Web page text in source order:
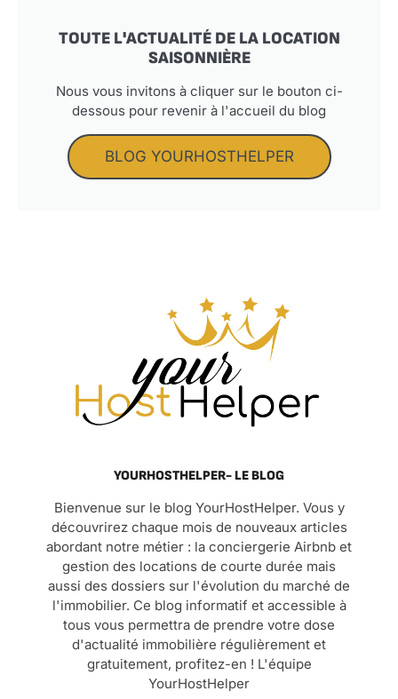
TOUTE L'ACTUALITÉ DE LA LOCATION
SAISONNIÈRE
Nous vous invitons à cliquer sur le bouton ci-
dessous pour revenir à l'accueil du blog
BLOG YOURHOSTHELPER
YOURHOSTHELPER- LE BLOG
Bienvenue sur le blog YourHostHelper. Vous y
découvrirez chaque mois de nouveaux articles
abordant notre métier : la conciergerie Airbnb et
gestion des locations de courte durée mais
aussi des dossiers sur l'évolution du marché de
l'immobilier. Ce blog informatif et accessible à
tous vous permettra de prendre votre dose
d'actualité immobilière régulièrement et
gratuitement, profitez-en ! L'équipe
YourHostHelper